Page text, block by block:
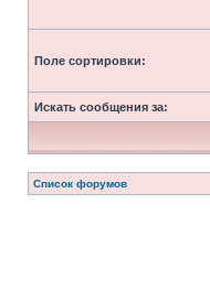
Поле сортировки:
Искать сообщения за:
Список форумов